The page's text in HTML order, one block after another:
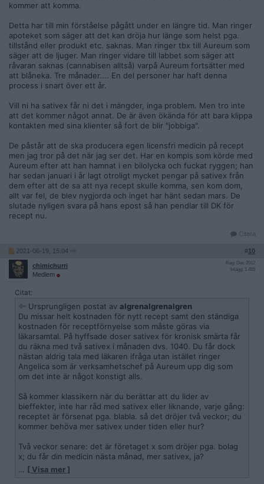
kommer att komma.
Detta har till min förståelse pågått under en längre tid. Man ringer
apoteket som säger att det kan dröja hur länge som helst pga.
tillstånd eller produkt etc. saknas. Man ringer tbx till Aureum som
säger att de ljuger. Man ringer vidare till labbet som säger att
råvaran saknas (cannabisen alltså) varpå Aureum fortsätter med
att blåneka. Tre månader.... En del personer har haft denna
process i snart över ett år.
Vill ni ha sativex får ni det i mängder, inga problem. Men tro inte
att det kommer något annat. De är även ökända för att bara klippa
kontakten med sina klienter så fort de blir "jobbiga".
De påstår att de ska producera egen licensfri medicin på recept
men jag tror på det när jag ser det. Har en kompis som körde med
Aureum efter att han hamnat i en bilolycka och fuckat ryggen; han
har sedan januari i år lagt otroligt mycket pengar på sativex från
dem efter att de sa att nya recept skulle komma, sen kom dom,
allt var fel, de blev nygjorda och inget har hänt sedan mars. De
slutade nyligen svara på hans epost så han pendlar till DK för
recept nu.
Citera
2021-06-19, 15:04 #10
chimichurri
Medlem
Reg: Dec 2012
Inlägg: 1 455
Citat:
Ursprungligen postat av algrenalgrenalgren
Du missar helt kostnaden för nytt recept samt den ständiga
kostnaden för receptförnyelse som måste göras via
läkarsamtal. På hyffsade doser sativex för kronisk smärta får
du räkna med två sativex i månaden dvs. 1040. Du får dock
nästan aldrig tala med läkaren ifråga utan istället ringer
Angelica som är verksamhetschef på Aureum upp dig som
om det inte är något konstigt alls.
Så kommer klassikern när du berättar att du lider av
bieffekter, inte har råd med sativex eller liknande, varje gång:
receptet är försenat pga. blabla. så det dröjer två veckor; du
kommer behöva mer sativex under tiden eller hur?
Två veckor senare: det är företaget x som dröjer pga. bolag
x; du får din medicin nästa månad, mer sativex, ja?
En månad senare: apoteket fattar inte eftersom det är nytt
… [ Visa mer ]